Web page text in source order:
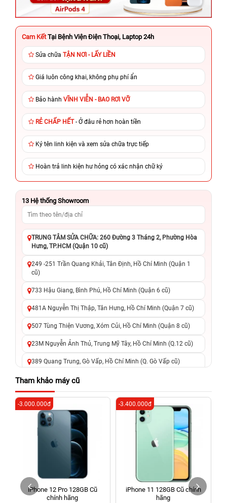
Cam Kết Tại Bệnh Viện Điện Thoại, Laptop 24h
Sửa chữa TẬN NƠI - LẤY LIỀN
Giá luôn công khai, không phụ phí ẩn
Bảo hành VĨNH VIỄN - BAO RƠI VỠ
RẺ CHẤP HẾT- Ở đâu rẻ hơn hoàn tiền
Ký tên linh kiện và xem sửa chữa trực tiếp
Hoàn trả linh kiện hư hỏng có xác nhận chữ ký
13 Hệ thống Showroom
TRUNG TÂM SỬA CHỮA: 260 Đường 3 Tháng 2, Phường Hòa
Hưng, TP.HCM (Quận 10 cũ)
249 -251 Trần Quang Khải, Tân Định, Hồ Chí Minh (Quận 1
cũ)
733 Hậu Giang, Bình Phú, Hồ Chí Minh (Quận 6 cũ)
481A Nguyễn Thị Thập, Tân Hưng, Hồ Chí Minh (Quận 7 cũ)
507 Tùng Thiện Vương, Xóm Củi, Hồ Chí Minh (Quận 8 cũ)
23M Nguyễn Ảnh Thủ, Trung Mỹ Tây, Hồ Chí Minh (Q.12 cũ)
389 Quang Trung, Gò Vấp, Hồ Chí Minh (Q. Gò Vấp cũ)
625 - 625A Âu Cơ, Tân Phú, Hồ Chí Minh (Quận Tân Phú cũ)
326 Lê Văn Việt, Tăng Nhơn Phú, Hồ Chí Minh (Q.9 TP. Thủ
Đức cũ)
256 Võ Văn Ngân, Thủ Đức, Hồ Chí Minh (Bình Thọ, TP. Thủ
70 Nguyễn An Ninh, Dĩ An, Hồ Chí Minh (Bình Dương Cũ)
24h Vũng Tàu: 162A Ba Cu, Vũng Tàu, Hồ Chí Minh (TP. Vũng
Tàu cũ)
198 Hoàng Văn Thụ, Tân Sơn Nhất, Hồ Chí Minh (Tân Bình
Tham khảo máy cũ
iPhone 12 Pro 128GB Cũ
chính hãng
-3.000.000đ
iPhone 11 128GB Cũ chính
hãng
-3.400.000đ